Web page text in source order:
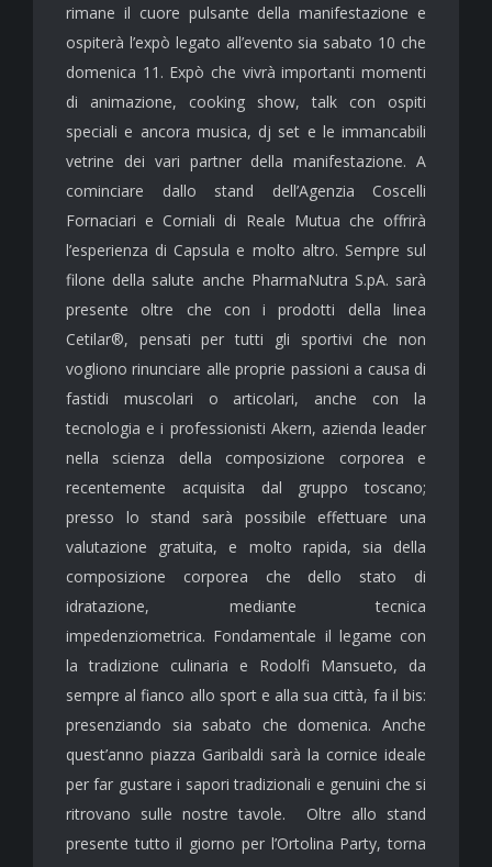
rimane il cuore pulsante della manifestazione e
ospiterà l’expò legato all’evento sia sabato 10 che
domenica 11. Expò che vivrà importanti momenti
di animazione, cooking show, talk con ospiti
speciali e ancora musica, dj set e le immancabili
vetrine dei vari partner della manifestazione. A
cominciare dallo stand dell’Agenzia Coscelli
Fornaciari e Corniali di Reale Mutua che offrirà
l’esperienza di Capsula e molto altro. Sempre sul
filone della salute anche PharmaNutra S.pA. sarà
presente oltre che con i prodotti della linea
Cetilar®, pensati per tutti gli sportivi che non
vogliono rinunciare alle proprie passioni a causa di
fastidi muscolari o articolari, anche con la
tecnologia e i professionisti Akern, azienda leader
nella scienza della composizione corporea e
recentemente acquisita dal gruppo toscano;
presso lo stand sarà possibile effettuare una
valutazione gratuita, e molto rapida, sia della
composizione corporea che dello stato di
idratazione, mediante tecnica
impedenziometrica. Fondamentale il legame con
la tradizione culinaria e Rodolfi Mansueto, da
sempre al fianco allo sport e alla sua città, fa il bis:
presenziando sia sabato che domenica. Anche
quest’anno piazza Garibaldi sarà la cornice ideale
per far gustare i sapori tradizionali e genuini che si
ritrovano sulle nostre tavole. Oltre allo stand
presente tutto il giorno per l’Ortolina Party, torna